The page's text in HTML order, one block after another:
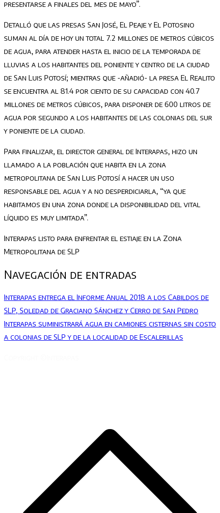
presentarse a finales del mes de mayo”.
Detalló que las presas San José, El Peaje y El Potosino
suman al día de hoy un total 7.2 millones de metros cúbicos
de agua, para atender hasta el inicio de la temporada de
lluvias a los habitantes del poniente y centro de la ciudad
de San Luis Potosí; mientras que -añadió- la presa El Realito
se encuentra al 81.4 por ciento de su capacidad con 40.7
millones de metros cúbicos, para disponer de 600 litros de
agua por segundo a los habitantes de las colonias del sur
y poniente de la ciudad.
Para finalizar, el director general de Interapas, hizo un
llamado a la población que habita en la zona
metropolitana de San Luis Potosí a hacer un uso
responsable del agua y a no desperdiciarla, “ya que
habitamos en una zona donde la disponibilidad del vital
líquido es muy limitada”.
Interapas listo para enfrentar el estiaje en la Zona
Metropolitana de SLP
Navegación de entradas
Interapas entrega el Informe Anual 2018 a los Cabildos de
SLP, Soledad de Graciano Sánchez y Cerro de San Pedro
Interapas suministrará agua en camiones cisternas sin costo
a colonias de SLP y de la localidad de Escalerillas